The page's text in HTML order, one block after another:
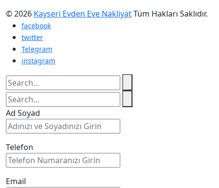
© 2026 Kayseri Evden Eve NakliyatTüm Hakları Saklıdır.
facebook
twitter
Telegram
instagram
Ad Soyad
Telefon
Email